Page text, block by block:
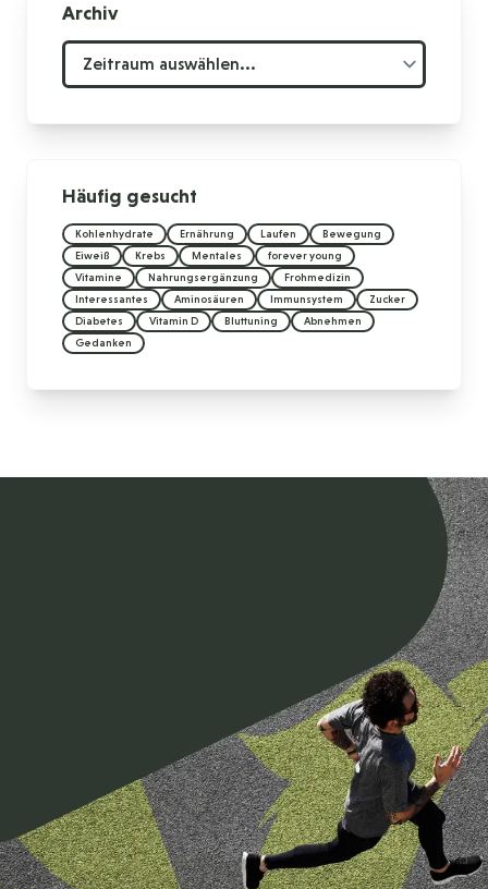
Archiv
Häufig gesucht
Kohlenhydrate Ernährung Laufen
Bewegung
Eiweiß
Krebs Mentales
forever young
Vitamine
Nahrungsergänzung
Frohmedizin
Interessantes
Aminosäuren Immunsystem
Zucker
Diabetes
Vitamin D Bluttuning
Abnehmen
Gedanken